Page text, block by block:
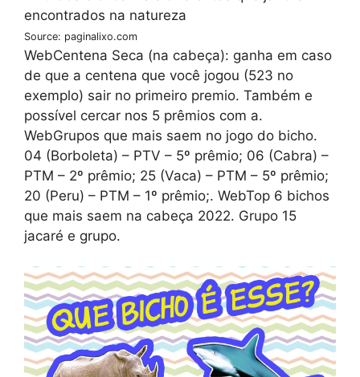
Source: paginalixo.com
WebCentena Seca (na cabeça): ganha em caso
de que a centena que você jogou (523 no
exemplo) sair no primeiro premio. Também e
possível cercar nos 5 prêmios com a.
WebGrupos que mais saem no jogo do bicho.
04 (Borboleta) – PTV – 5º prêmio; 06 (Cabra) –
PTM – 2º prêmio; 25 (Vaca) – PTM – 5º prêmio;
20 (Peru) – PTM – 1º prêmio;. WebTop 6 bichos
que mais saem na cabeça 2022. Grupo 15
jacaré e grupo.